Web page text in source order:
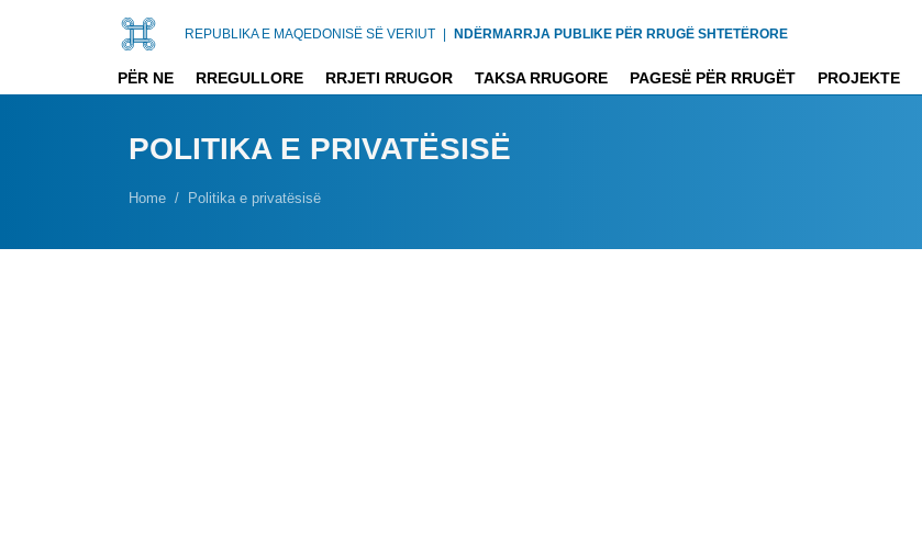
REPUBLIKA E MAQEDONISË SË VERIUT | NDËRMARRJA PUBLIKE PËR RRUGË SHTETËRORE
PËR NE RREGULLORE RRJETI RRUGOR TAKSA RRUGORE PAGESË PËR RRUGËT PROJEKTE
POLITIKA E PRIVATËSISË
Home Politika e privatësisë